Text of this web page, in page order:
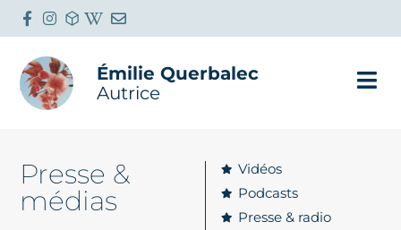
Émilie Querbalec
Autrice
Presse &
médias
Vidéos
Podcasts
Presse & radio